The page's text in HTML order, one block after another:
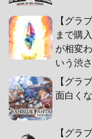
【グラ
まで購
が相変
いう渋さ
【グラ
面白く
【グラ